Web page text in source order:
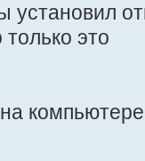
установил
только это